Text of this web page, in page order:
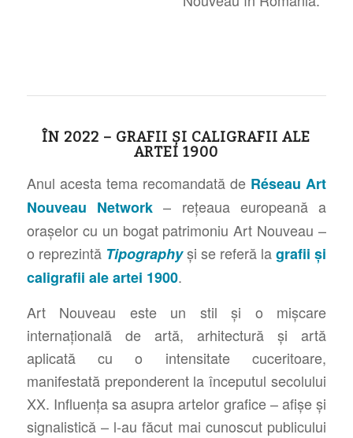
ÎN 2022 – GRAFII ȘI CALIGRAFII ALE
ARTEI 1900
Anul acesta tema recomandată de Réseau Art
Nouveau Network– rețeaua europeană a
orașelor cu un bogat patrimoniu Art Nouveau –
o reprezintă Tipography și se referă lagrafii și
caligrafii ale artei 1900.
Art Nouveau este un stil şi o mişcare
internațională de artă, arhitectură și artă
aplicată cu o intensitate cuceritoare,
manifestată preponderent la începutul secolului
XX. Influența sa asupra artelor grafice – afișe și
signalistică – l-au făcut mai cunoscut publicului